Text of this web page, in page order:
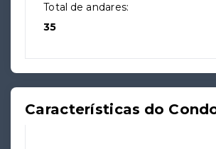
Total de andares:
35
Características do